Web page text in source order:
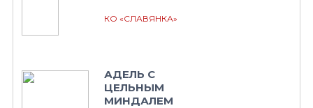
КО «СЛАВЯНКА»
АДЕЛЬ С
ЦЕЛЬНЫМ
МИНДАЛЕМ